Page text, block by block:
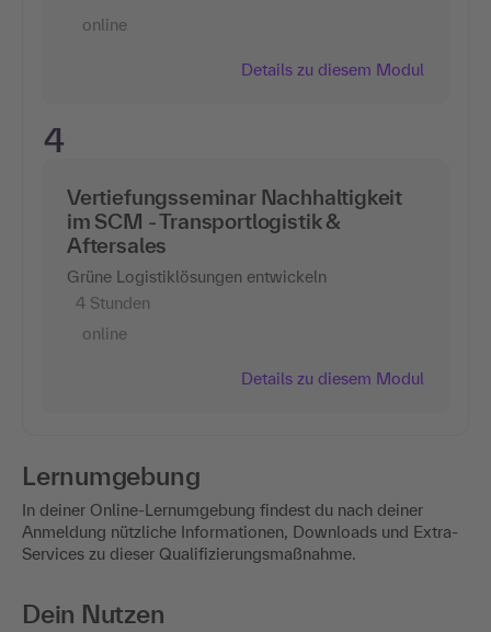
online
Details zu diesem Modul
4
Vertiefungsseminar Nachhaltigkeit
im SCM - Transportlogistik &
Aftersales
Grüne Logistiklösungen entwickeln
4 Stunden
online
Details zu diesem Modul
Lernumgebung
In deiner Online-Lernumgebung findest du nach deiner
Anmeldung nützliche Informationen, Downloads und Extra-
Services zu dieser Qualifizierungsmaßnahme.
Dein Nutzen